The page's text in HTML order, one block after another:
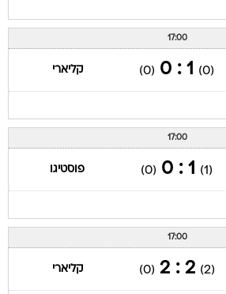
17:00
(0)
1 : 0
(0) קליארי
17:00
(1)
1 : 0
(0) פוסטיגו
17:00
(2)
2 : 2
(0) קליארי